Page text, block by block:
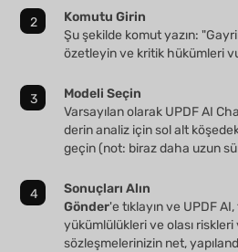
Komutu Girin
Şu şekilde komut yazın:
özetleyin ve kritik hükümleri
Modeli Seçin
Varsayılan olarak UPDF AI
derin analiz için sol alt
geçin (not: biraz daha uzun
Sonuçları Alın
Gönder'e tıklayın ve UPDF
yükümlülükleri ve olası
sözleşmelerinizin net,